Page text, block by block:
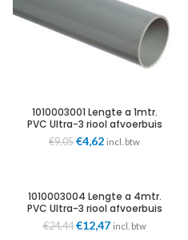
1010003001 Lengte a 1mtr.
PVC Ultra-3 riool afvoerbuis
grijs 32mm wd=3mm KOMO
Wavin
€9,05 Oorspronkelijke
€4,62Huidige
incl. btw
1010003004 Lengte a 4mtr.
PVC Ultra-3 riool afvoerbuis
grijs 32mm wd=3mm KOMO
Wavin
€24,44 Oorspronkelijke
€12,47Huidige
incl. btw